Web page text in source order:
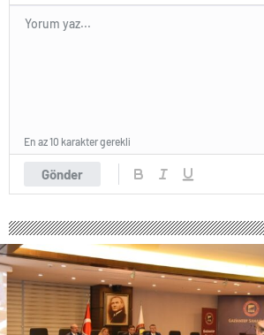
Gönder
En az 10 karakter gerekli